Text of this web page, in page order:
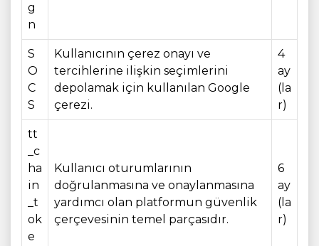
g
n
S
O
C
S
Kullanıcının çerez onayı ve
tercihlerine ilişkin seçimlerini
depolamak için kullanılan Google
çerezi.
4
ay
(la
r)
tt
_c
ha
in
_t
ok
e
Kullanıcı oturumlarının
doğrulanmasına ve onaylanmasına
yardımcı olan platformun güvenlik
çerçevesinin temel parçasıdır.
6
ay
(la
r)